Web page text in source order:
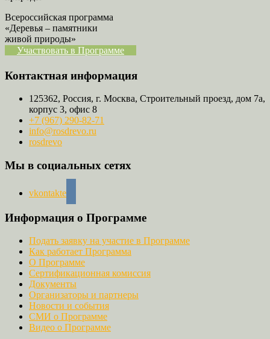
Всероссийская программа
«Деревья – памятники
живой природы»
Участвовать в Программе
Контактная информация
125362, Россия, г. Москва, Строительный проезд, дом 7а,
корпус 3, офис 8
+7 (967) 290-82-71
info@rosdrevo.ru
rosdrevo
Мы в социальных сетях
vkontakte
Информация о Программе
Подать заявку на участие в Программе
Как работает Программа
О Программе
Сертификационная комиссия
Документы
Организаторы и партнеры
Новости и события
СМИ о Программе
Видео о Программе